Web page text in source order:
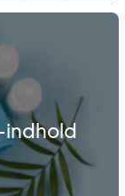
indhold